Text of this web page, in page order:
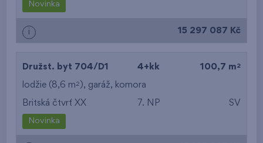
Novinka
i 15 297 087 Kč
Družst. byt 704/D1 4+kk 100,7 m 2
lodžie (8,6 m2 ), garáž, komora
Britská čtvrť XX 7. NP SV
Novinka